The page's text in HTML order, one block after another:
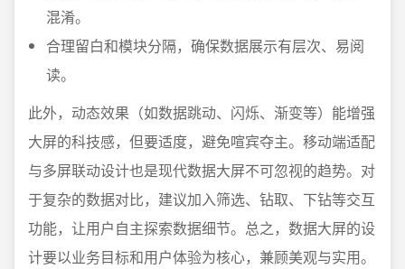
混淆。
合理留白和模块分隔，确保数据展示有层次、易阅
读。
此外，动态效果（如数据跳动、闪烁、渐变等）能增强
大屏的科技感，但要适度，避免喧宾夺主。移动端适配
与多屏联动设计也是现代数据大屏不可忽视的趋势。对
于复杂的数据对比，建议加入筛选、钻取、下钻等交互
功能，让用户自主探索数据细节。总之，数据大屏的设
计要以业务目标和用户体验为核心，兼顾美观与实用。